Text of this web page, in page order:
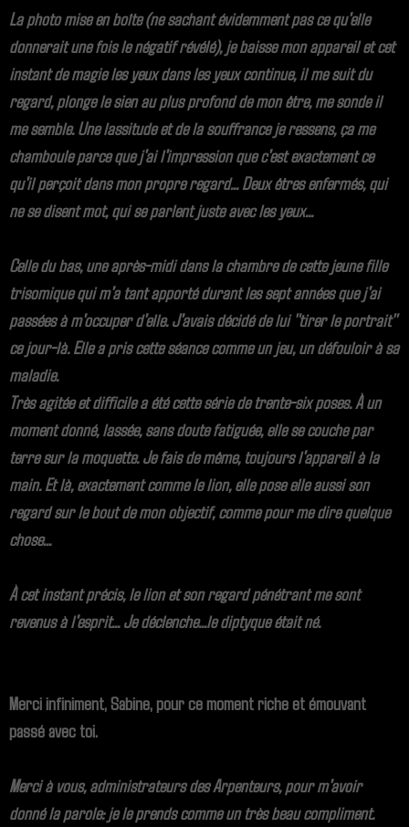
La photo mise en boîte (ne sachant évidemment pas ce qu'elle
donnerait une fois le négatif révélé), je baisse mon appareil et cet
instant de magie les yeux dans les yeux continue, il me suit du
regard, plonge le sien au plus profond de mon être, me sonde il
me semble. Une lassitude et de la souffrance je ressens, ça me
chamboule parce que j'ai l'impression que c'est exactement ce
qu'il perçoit dans mon propre regard... Deux êtres enfermés, qui
ne se disent mot, qui se parlent juste avec les yeux...
Celle du bas, une après-midi dans la chambre de cette jeune fille
trisomique qui m'a tant apporté durant les sept années que j'ai
passées à m'occuper d'elle. J'avais décidé de lui "tirer le portrait"
ce jour-là. Elle a pris cette séance comme un jeu, un défouloir à sa
maladie.
Très agitée et difficile a été cette série de trente-six poses. À un
moment donné, lassée, sans doute fatiguée, elle se couche par
terre sur la moquette. Je fais de même, toujours l'appareil à la
main. Et là, exactement comme le lion, elle pose elle aussi son
regard sur le bout de mon objectif, comme pour me dire quelque
chose...
À cet instant précis, le lion et son regard pénétrant me sont
revenus à l'esprit... Je déclenche...le diptyque était né.
Merci infiniment, Sabine, pour ce moment riche et émouvant
passé avec toi.
Merci à vous, administrateurs des Arpenteurs, pour m'avoir
donné la parole: je le prends comme un très beau compliment.